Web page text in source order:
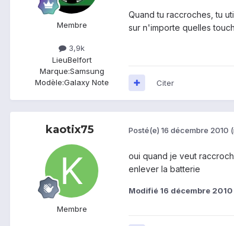
Membre
3,9k
LieuBelfort
Marque:Samsung
Modèle:Galaxy Note
Quand tu raccroches, tu
sur n'importe quelles
Citer
kaotix75
Membre
Posté(e) 16 décembre 2010
oui quand je veut
enlever la batterie
Modifié 16 décembre 2010